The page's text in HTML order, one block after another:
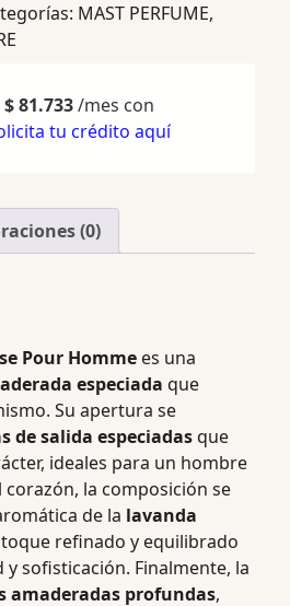
MAST PERFUME,
$81.733/mes con
tu crédito aquí
(0)
Pour Homme es una
especiada que
Su apertura se
de salida especiadasque
ideales para un hombre
la composición se
de la lavanda
refinado y equilibrado
sofisticación. Finalmente, la
amaderadas profundas,